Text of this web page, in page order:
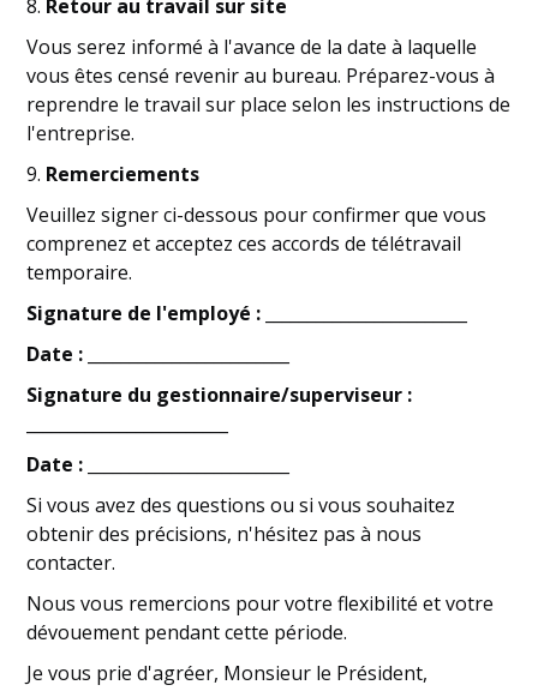
8. Retour au travail sur site
Vous serez informé à l'avance de la date à laquelle
vous êtes censé revenir au bureau. Préparez-vous à
reprendre le travail sur place selon les instructions de
l'entreprise.
9. Remerciements
Veuillez signer ci-dessous pour confirmer que vous
comprenez et acceptez ces accords de télétravail
temporaire.
Signature de l'employé :
Date :
Signature du gestionnaire/superviseur :
Date :
Si vous avez des questions ou si vous souhaitez
obtenir des précisions, n'hésitez pas à nous
contacter.
Nous vous remercions pour votre flexibilité et votre
dévouement pendant cette période.
Je vous prie d'agréer, Monsieur le Président,